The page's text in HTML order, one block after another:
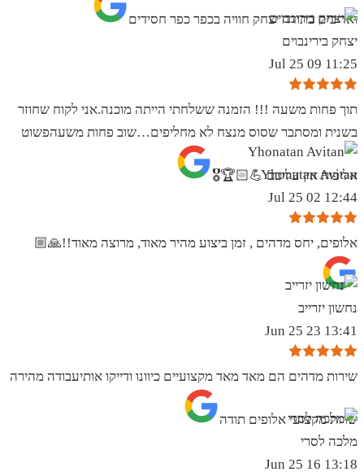
ואדיבים בתודה יצחק חוויה בכפר כפר חסידים
יצחק בירינבוים
11:25 09 Jul 25
תוך פחות משעה !!! הזמנה ששלחתי הייתה מוכנה.אני לקוח שחוזר
בשנית ומסתבר שסוס מנצח לא מחליפים…שוב פחות משעהפשוט
אליפות אין עליכם 💪🏻🏆🎖
Yhonatan Avitan
12:44 02 Jul 25
אלופים, יחס מדהים , זמן ביצוע מהיר מאוד, מרוצה מאוד!!🙏🏼
נחשון יזרייב
13:41 23 Jun 25
שירות מדהים הם מאד מאד מקצועיים כיוונו ודייקו אותיעבודה מהירה
שרות מקצועי אלופים תודה
מלכה לסרי
13:18 16 Jun 25